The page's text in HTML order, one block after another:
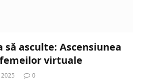
să asculte: Ascensiunea
virtuale
0